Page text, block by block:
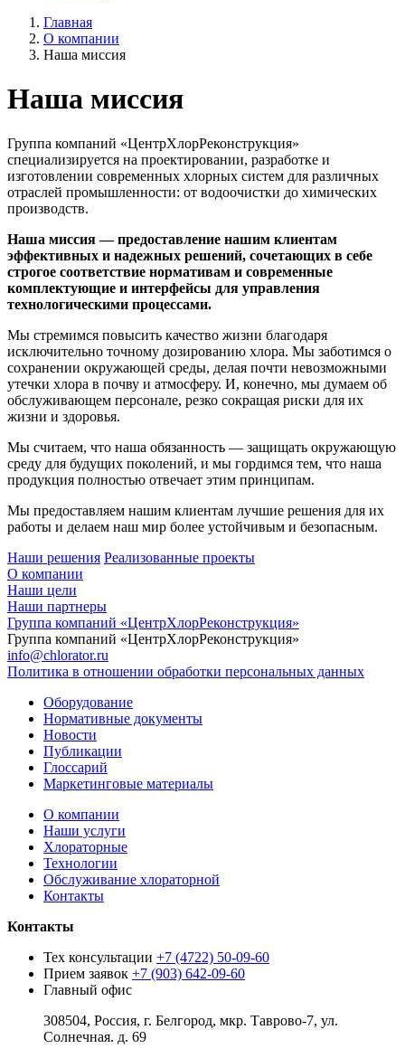
Главная
О компании
Наша миссия
Наша миссия
Группа компаний «ЦентрХлорРеконструкция»
специализируется на проектировании, разработке и
изготовлении современных хлорных систем для различных
отраслей промышленности: от водоочистки до химических
производств.
Наша миссия ― предоставление нашим клиентам
эффективных и надежных решений, сочетающих в себе
строгое соответствие нормативам и современные
комплектующие и интерфейсы для управления
технологическими процессами.
Мы стремимся повысить качество жизни благодаря
исключительно точному дозированию хлора. Мы заботимся о
сохранении окружающей среды, делая почти невозможными
утечки хлора в почву и атмосферу. И, конечно, мы думаем об
обслуживающем персонале, резко сокращая риски для их
жизни и здоровья.
Мы считаем, что наша обязанность — защищать окружающую
среду для будущих поколений, и мы гордимся тем, что наша
продукция полностью отвечает этим принципам.
Мы предоставляем нашим клиентам лучшие решения для их
работы и делаем наш мир более устойчивым и безопасным.
Наши решения Реализованные проекты
О компании
Наши цели
Наши партнеры
Группа компаний «ЦентрХлорРеконструкция»
Группа компаний «ЦентрХлорРеконструкция»
info@chlorator.ru
Политика в отношении обработки персональных данных
Оборудование
Нормативные документы
Новости
Публикации
Глоссарий
Маркетинговые материалы
О компании
Наши услуги
Хлораторные
Технологии
Обслуживание хлораторной
Контакты
Контакты
Тех консультации +7 (4722) 50-09-60
Прием заявок +7 (903) 642-09-60
Главный офис
308504, Россия, г. Белгород, мкр. Таврово-7, ул.
Солнечная. д. 69